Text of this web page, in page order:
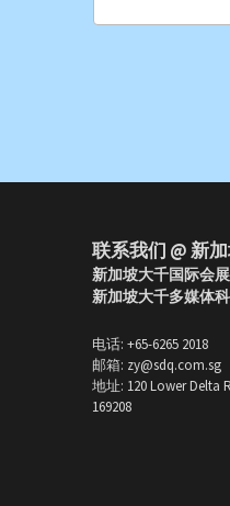
联系我们 @ 新
新加坡大千国际会
新加坡大千多媒体
电话: +65-6265 2018
邮箱: zy@sdq.com.sg
地址: 120 Lower Delta
169208